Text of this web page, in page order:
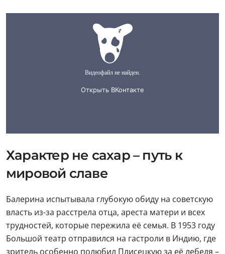
Характер не сахар – путь к
мировой славе
Балерина испытывала глубокую обиду на советскую
власть из-за расстрела отца, ареста матери и всех
трудностей, которые пережила её семья. В 1953 году
Большой театр отправился на гастроли в Индию, где
зритель особенно полюбил Плисецкую за её лебедя –